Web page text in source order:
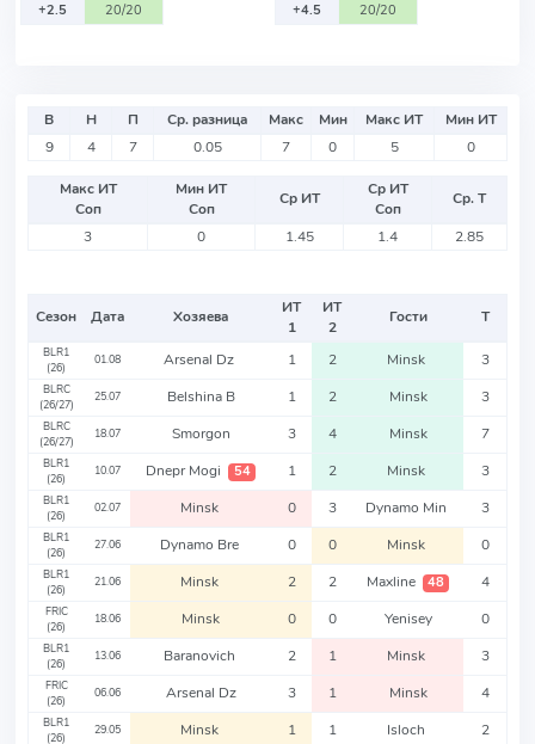
+2.5
20/20
+4.5
20/20
В Н П Ср. разница Макс Мин Макс ИТ
Мин ИТ
9
4 7 0.05 7 0 5 0
Макс ИТ
Соп
Мин ИТ
Соп
Ср ИТ
Ср ИТ
Соп
Ср. Т
3
0 1.45 1.4 2.85
Сезон Дата Хозяева
ИТ
1
ИТ
2
Гости Т
BLR1
(26)
01.08 Arsenal Dz 1 2 Minsk 3
BLRC
(26/27)
25.07 Belshina B 1 2 Minsk 3
BLRC
(26/27)
18.07 Smorgon 3 4 Minsk 7
BLR1
(26)
10.07 Dnepr Mogi 54 1 2 Minsk 3
BLR1
(26)
02.07 Minsk 0 3 Dynamo Min 3
BLR1
(26)
27.06 Dynamo Bre 0 0 Minsk 0
BLR1
(26)
21.06 Minsk 2 2 Maxline 48 4
FRIC
(26)
18.06 Minsk 0 0 Yenisey 0
BLR1
(26)
13.06 Baranovich 2 1 Minsk 3
FRIC
(26)
06.06 Arsenal Dz 3 1 Minsk 4
BLR1
(26)
29.05 Minsk 1 1 Isloch 2